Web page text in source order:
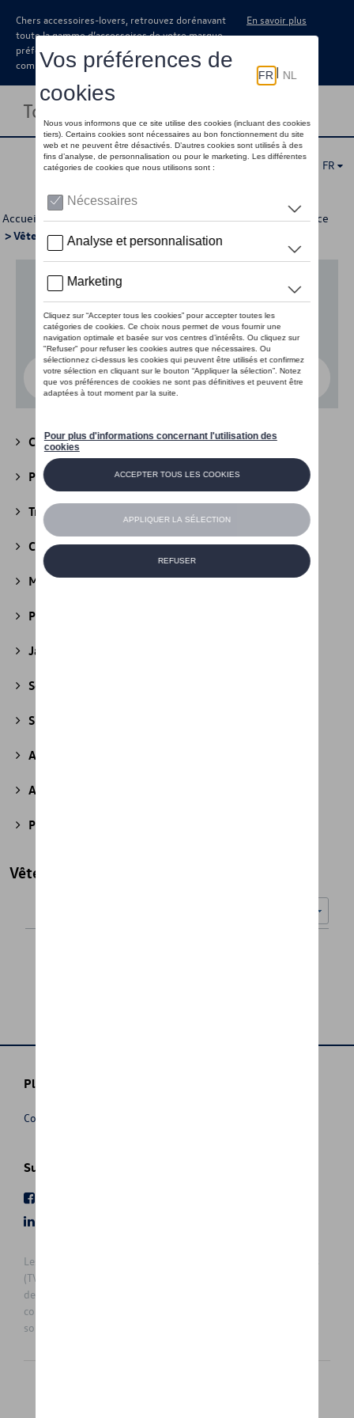
Chers accessoires-lovers, retrouvez dorénavant
toute la gamme d’accessoires de votre marque
préférée sous forme de catalogue à
commander auprès de votre concessionaire.
En savoir plus
Toggle navigation
FR
Accueil >Pour votre Volkswagen >Lifestyle >Dernière chance
> Vêtements
Choisissez un modèle
Camping(147)
Packs
Transport
Confort et protection(841)
Multimédia(26)
Produits d'entretien
Jantes et roues
Securité
Sport et design
Accessoires divers
Accessoires pour véhicules électriques
Produits d'atelier
Vêtements
Plus d'informations
Conditions de vente
Suivez nous
Les prix affichés sur le présent site sont des prix recommandés
(TVAc), hors éventuels frais de montage. Pour connaitre le prix
de vente actuel et les éventuels frais de montage, veuillez
contacter votre concessionnaire/agent. Les prix recommandés
sont sujets à des changements sans préavis.